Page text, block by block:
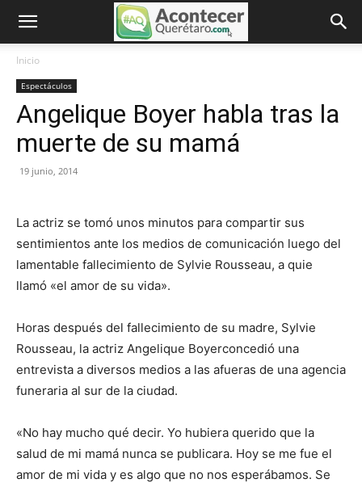
Inicio
Espectáculos
Angelique Boyer habla tras la
muerte de su mamá
19 junio, 2014
La actriz se tomó unos minutos para compartir sus
sentimientos ante los medios de comunicación luego del
lamentable fallecimiento de Sylvie Rousseau, a quie
llamó «el amor de su vida».
Horas después del fallecimiento de su madre, Sylvie
Rousseau, la actriz Angelique Boyerconcedió una
entrevista a diversos medios a las afueras de una agencia
funeraria al sur de la ciudad.
«No hay mucho qué decir. Yo hubiera querido que la
salud de mi mamá nunca se publicara. Hoy se me fue el
amor de mi vida y es algo que no nos esperábamos. Se